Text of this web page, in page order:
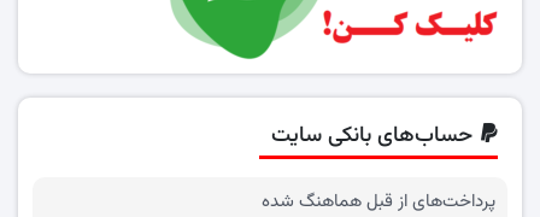
حساب‌های بانکی سایت
پرداخت‌های از قبل هماهنگ شده